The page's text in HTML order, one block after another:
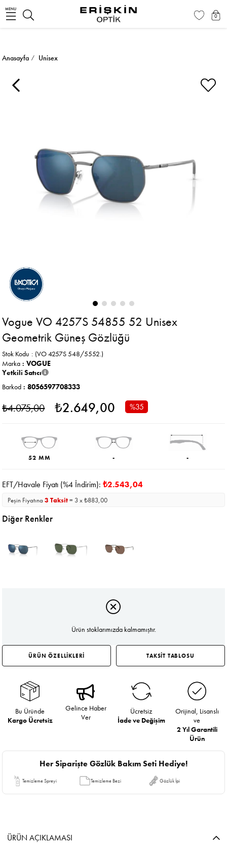
MENU
0
Anasayfa Unisex
Vogue VO 4257S 54855 52 Unisex
Geometrik Güneş Gözlüğü
(VO 4257S 548/5552.)
Stok Kodu
Marka : VOGUE
Yetkili Satıcı
Barkod : 8056597708333
₺4.075,00 ₺2.649,00 %35
52 MM - -
EFT/Havale Fiyatı (%4 İndirim):₺2.543,04
Peşin Fiyatına3 Taksit= 3 x ₺883,00
Diğer Renkler
Ürün stoklarımızda kalmamıştır.
ÜRÜN ÖZELLİKLERİ TAKSİT TABLOSU
Bu Üründe
Kargo Ücretsiz
Gelince Haber
Ver
Ücretsiz
İade ve Değişim
Orijinal, Lisanslı
ve
2 Yıl Garantili
Ürün
Her Siparişte Gözlük Bakım Seti Hediye!
Temizleme Spreyi Temizleme Bezi Gözlük İpi
ÜRÜN AÇIKLAMASI